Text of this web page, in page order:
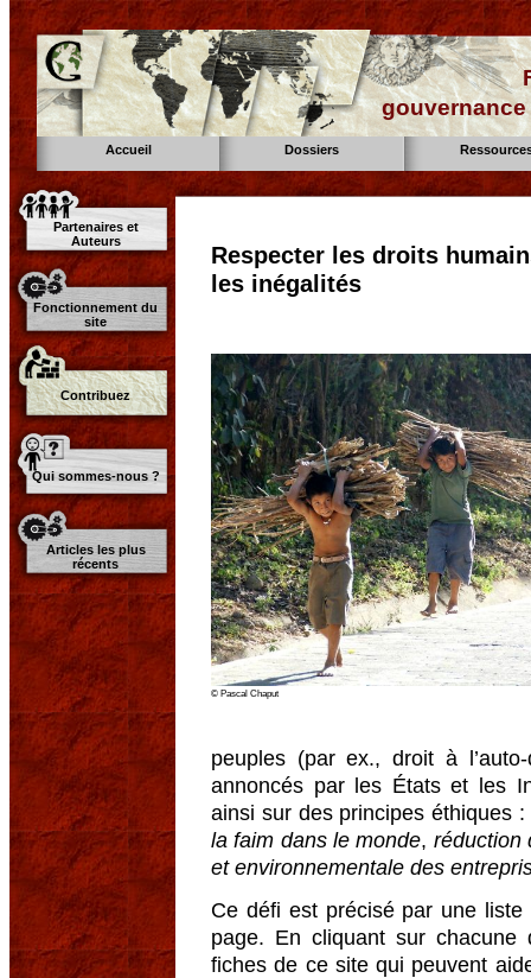
Accueil Dossiers
Partenaires et
Auteurs
Fonctionnement du
site
Contribuez
Qui sommes-nous ?
Articles les plus
récents
Respecter les droits
les inégalités
© Pascal Chaput
peuples (par ex., droit à
annoncés par les États et les
ainsi sur des principes éthiques :
la faim dans le monde, réduction
et environnementale des
Ce défi est précisé par une
page. En cliquant sur chacune
fiches de ce site qui peuvent